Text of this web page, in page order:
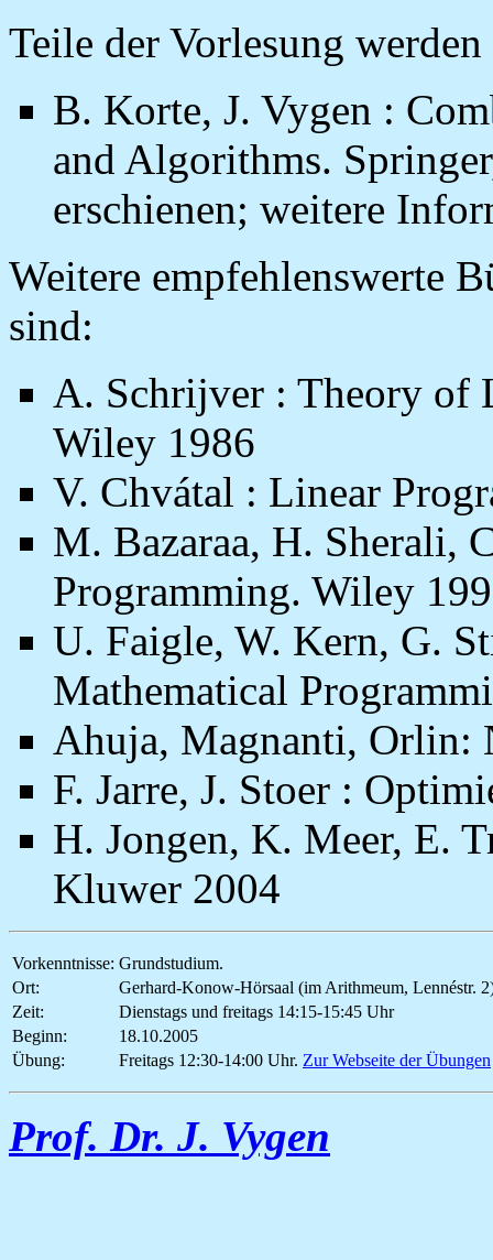
Teile der Vorlesung
B. Korte, J. Vygen :
and Algorithms.
erschienen; weitere
Weitere empfehlenswerte
sind:
A. Schrijver : Theory of
Wiley 1986
V. Chvátal : Linear
M. Bazaraa, H. Sherali,
Programming. Wiley
U. Faigle, W. Kern, G.
Mathematical
Ahuja, Magnanti, Orlin:
F. Jarre, J. Stoer :
H. Jongen, K. Meer, E.
Kluwer 2004
Vorkenntnisse: Grundstudium.
Ort:
Gerhard-Konow-Hörsaal (im Arithmeum, Lennéstr.
Zeit:
Dienstags und freitags 14:15-15:45 Uhr
Beginn:
18.10.2005
Übung:
Freitags 12:30-14:00 Uhr. Zur Webseite der Übungen
Prof. Dr. J. Vygen